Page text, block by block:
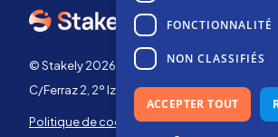
© Stakely 2026 | Stakely, S.L. | NIF B72551682
C/Ferraz 2, 2º Izq, 28008, Madrid, Espagne
Politique de cookies
Conditions
FONCTIONNALITÉ
NON CLASSIFIÉS
ACCEPTER TOUT